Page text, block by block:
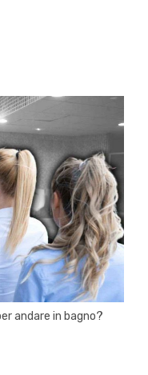
andare in bagno?